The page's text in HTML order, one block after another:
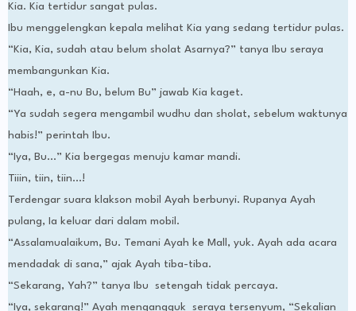
Kia. Kia tertidur sangat pulas.
Ibu menggelengkan kepala melihat Kia yang sedang tertidur pulas.
“Kia, Kia, sudah atau belum sholat Asarnya?” tanya Ibu seraya
membangunkan Kia.
“Haah, e, a-nu Bu, belum Bu” jawab Kia kaget.
“Ya sudah segera mengambil wudhu dan sholat, sebelum waktunya
habis!” perintah Ibu.
“Iya, Bu...” Kia bergegas menuju kamar mandi.
Tiiin, tiin, tiin...!
Terdengar suara klakson mobil Ayah berbunyi. Rupanya Ayah
pulang, Ia keluar dari dalam mobil.
“Assalamualaikum, Bu. Temani Ayah ke Mall, yuk. Ayah ada acara
mendadak di sana,” ajak Ayah tiba-tiba.
“Sekarang, Yah?” tanya Ibu setengah tidak percaya.
“Iya, sekarang!” Ayah mengangguk seraya tersenyum, “Sekalian